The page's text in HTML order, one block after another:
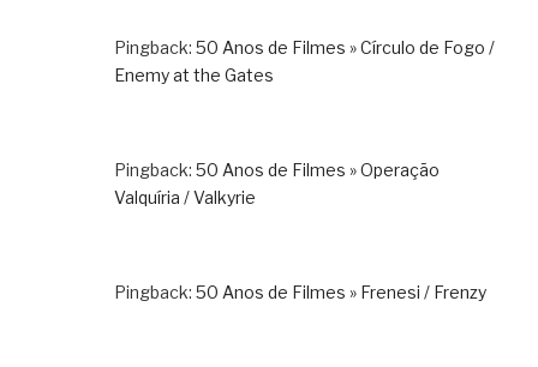
Pingback: 50 Anos de Filmes » Círculo de Fogo /
Enemy at the Gates
Pingback: 50 Anos de Filmes » Operação
Valquíria / Valkyrie
Pingback: 50 Anos de Filmes » Frenesi / Frenzy